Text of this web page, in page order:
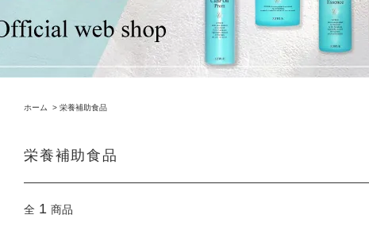
ホーム > 栄養補助食品
栄養補助食品
全 1 商品